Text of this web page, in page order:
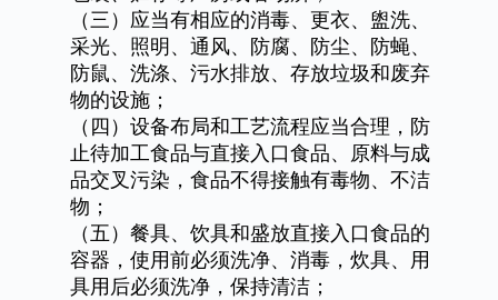
（三）应当有相应的消毒、更衣、盥洗、
采光、照明、通风、防腐、防尘、防蝇、
防鼠、洗涤、污水排放、存放垃圾和废弃
物的设施；
（四）设备布局和工艺流程应当合理，防
止待加工食品与直接入口食品、原料与成
品交叉污染，食品不得接触有毒物、不洁
物；
（五）餐具、饮具和盛放直接入口食品的
容器，使用前必须洗净、消毒，炊具、用
具用后必须洗净，保持清洁；